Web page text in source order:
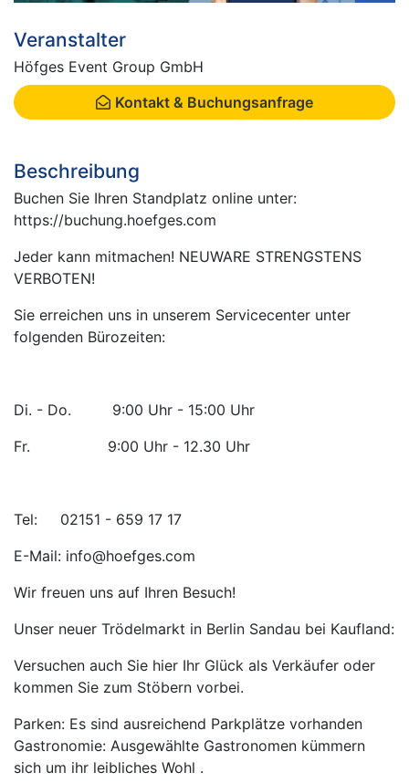
Veranstalter
Höfges Event Group GmbH
Kontakt & Buchungsanfrage
Beschreibung
Buchen Sie Ihren Standplatz online unter:
https://buchung.hoefges.com
Jeder kann mitmachen! NEUWARE STRENGSTENS
VERBOTEN!
Sie erreichen uns in unserem Servicecenter unter
folgenden Bürozeiten:
Di. - Do. 9:00 Uhr - 15:00 Uhr
Fr. 9:00 Uhr - 12.30 Uhr
Tel: 02151 - 659 17 17
E-Mail: info@hoefges.com
Wir freuen uns auf Ihren Besuch!
Unser neuer Trödelmarkt in Berlin Sandau bei Kaufland:
Versuchen auch Sie hier Ihr Glück als Verkäufer oder
kommen Sie zum Stöbern vorbei.
Parken: Es sind ausreichend Parkplätze vorhanden
Gastronomie: Ausgewählte Gastronomen kümmern
sich um ihr leibliches Wohl .